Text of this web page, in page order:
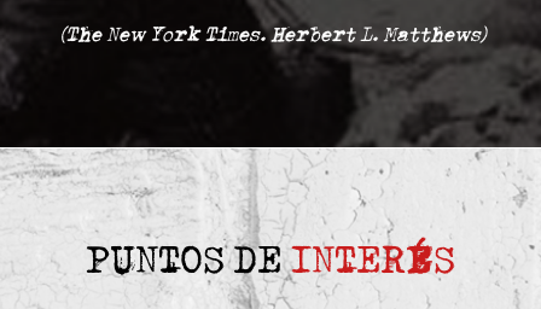
(The New York Times. Herbert L. Matthews)
PUNTOS DE INTERÉS